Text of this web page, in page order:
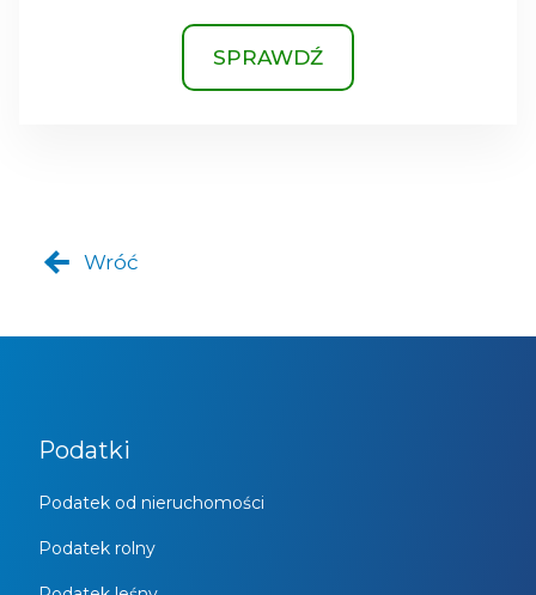
SPRAWDŹ
Wróć
Podatki
Podatek od nieruchomości
Podatek rolny